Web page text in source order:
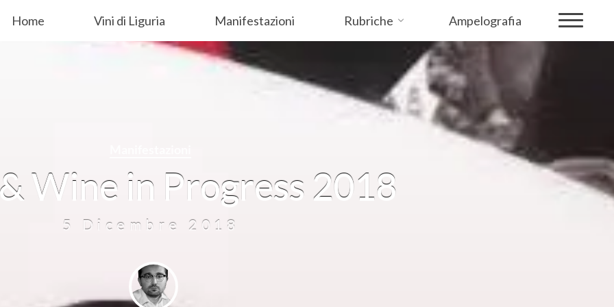
Home Vini di Liguria Manifestazioni Rubriche Ampelografia
Wine in Progress 2018
5 Dicembre 2018